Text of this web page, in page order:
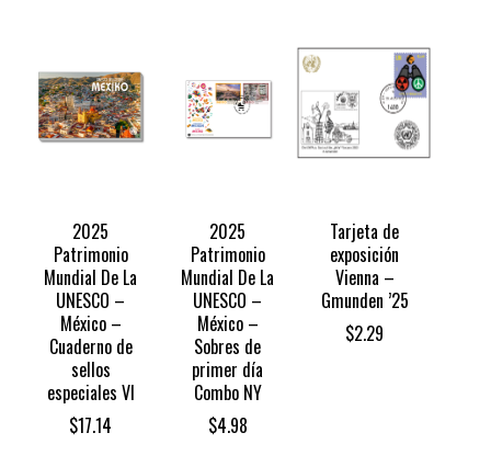
2025
Patrimonio
Mundial De La
UNESCO –
México –
Cuaderno de
sellos
especiales VI
$17.14
2025
Patrimonio
Mundial De La
UNESCO –
México –
Sobres de
primer día
Combo NY
$4.98
Tarjeta de
exposición
Vienna –
Gmunden ’25
$2.29